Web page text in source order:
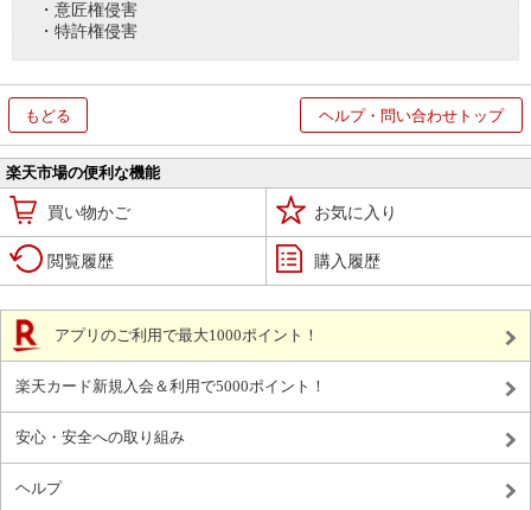
・意匠権侵害
・特許権侵害
もどる ヘルプ・問い合わせトップ
楽天市場の便利な機能
買い物かご お気に入り
閲覧履歴 購入履歴
アプリのご利用で最大1000ポイント！
楽天カード新規入会＆利用で5000ポイント！
安心・安全への取り組み
ヘルプ